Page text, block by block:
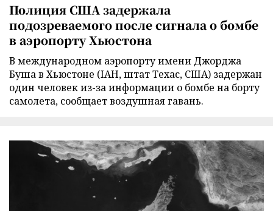
Полиция США задержала
подозреваемого после сигнала о бомбе
в аэропорту Хьюстона
В международном аэропорту имени Джорджа
Буша в Хьюстоне (IAH, штат Техас, США) задержан
один человек из-за информации о бомбе на борту
самолета, сообщает воздушная гавань.